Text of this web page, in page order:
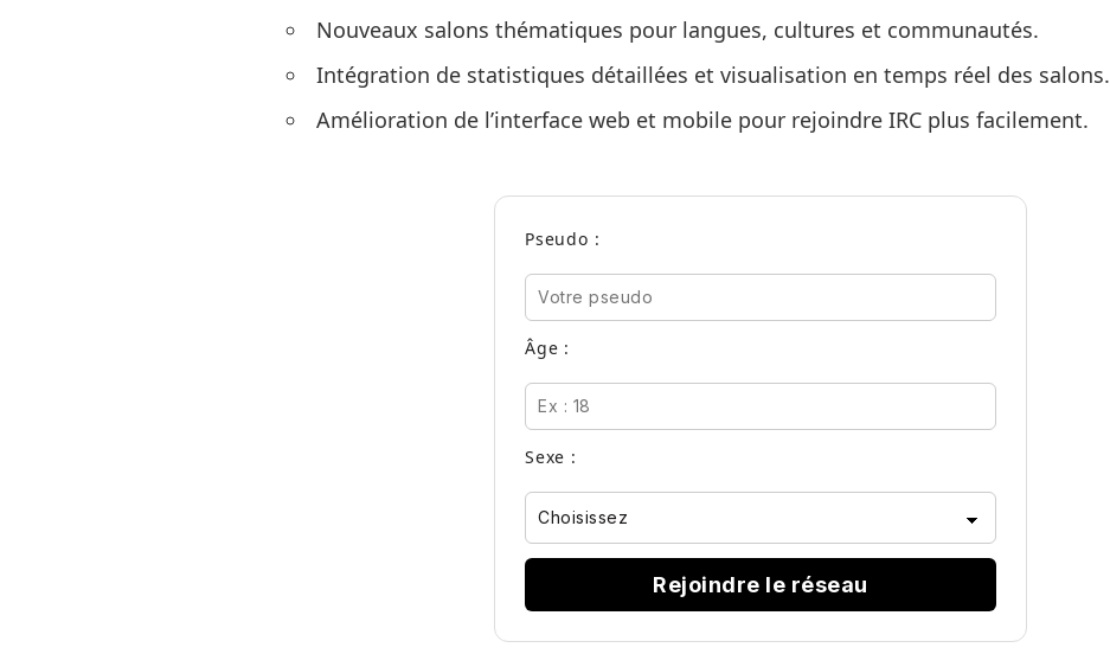
Nouveaux salons thématiques pour langues, cultures et communautés.
Intégration de statistiques détaillées et visualisation en temps réel des salons.
Amélioration de l’interface web et mobile pour rejoindre IRC plus facilement.
Pseudo :
Âge :
Sexe :
Rejoindre le réseau